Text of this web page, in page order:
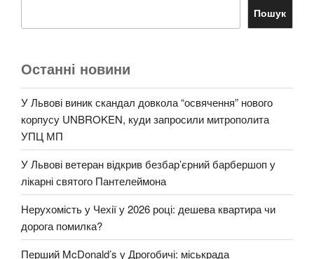
Пошук
Останні новини
У Львові виник скандал довкола “освячення” нового
корпусу UNBROKEN, куди запросили митрополита
УПЦ МП
У Львові ветеран відкрив безбар’єрний барбершоп у
лікарні святого Пантелеймона
Нерухомість у Чехії у 2026 році: дешева квартира чи
дорога помилка?
Перший McDonald’s у Дрогобичі: міськрада